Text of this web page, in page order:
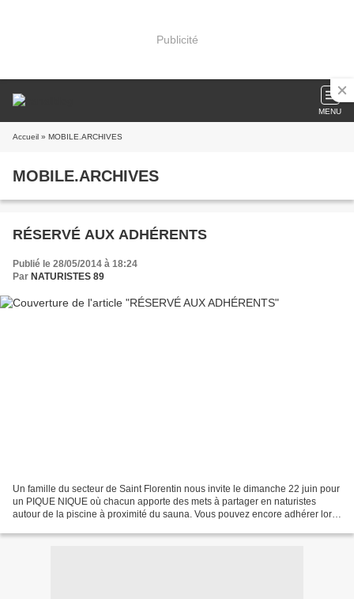
Publicité
MENU
Accueil » MOBILE.ARCHIVES
MOBILE.ARCHIVES
RÉSERVÉ AUX ADHÉRENTS
Publié le 28/05/2014 à 18:24
Par NATURISTES 89
Un famille du secteur de Saint Florentin nous invite le dimanche 22 juin pour
un PIQUE NIQUE où chacun apporte des mets à partager en naturistes
autour de la piscine à proximité du sauna. Vous pouvez encore adhérer lors